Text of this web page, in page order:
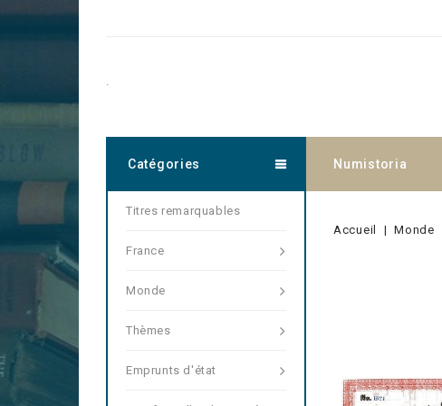
.
Numistoria
Catégories
Titres remarquables
France
Monde
Thèmes
Emprunts d'état
Accueil Monde